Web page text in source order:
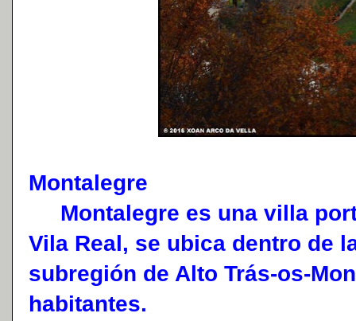
Montalegre
Montalegre es una villa
Vila Real, se ubica dentro de
subregión de Alto Trás-os-
habitantes.